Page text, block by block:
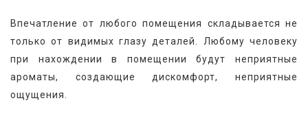
Впечатление от любого помещения складывается не
только от видимых глазу деталей. Любому человеку
при нахождении в помещении будут неприятные
ароматы, создающие дискомфорт, неприятные
ощущения.